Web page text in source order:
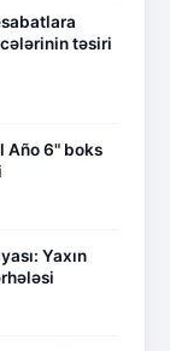
təsiri
Año 6" boks
Yaxın